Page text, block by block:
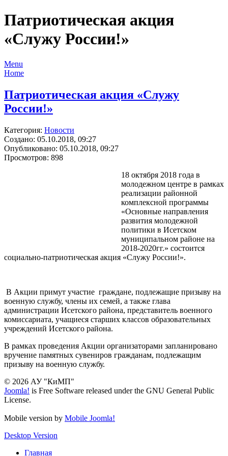
Патриотическая акция
«Служу России!»
Menu
Home
Патриотическая акция «Служу
России!»
Категория: Новости
Создано: 05.10.2018, 09:27
Опубликовано: 05.10.2018, 09:27
Просмотров: 898
18 октября 2018 года в
молодежном центре в рамках
реализации районной
комплексной программы
«Основные направления
развития молодежной
политики в Исетском
муниципальном районе на
2018-2020гг.» состоится
социально-патриотическая акция «Служу России!».
В Акции примут участие граждане, подлежащие призыву на
военную службу, члены их семей, а также глава
администрации Исетского района, представитель военного
комиссариата, учащиеся старших классов образовательных
учреждений Исетского района.
В рамках проведения Акции организаторами запланировано
вручение памятных сувениров гражданам, подлежащим
призыву на военную службу.
© 2026 АУ "КиМП"
Joomla! is Free Software released under the GNU General Public
License.
Mobile version by Mobile Joomla!
Desktop Version
Главная